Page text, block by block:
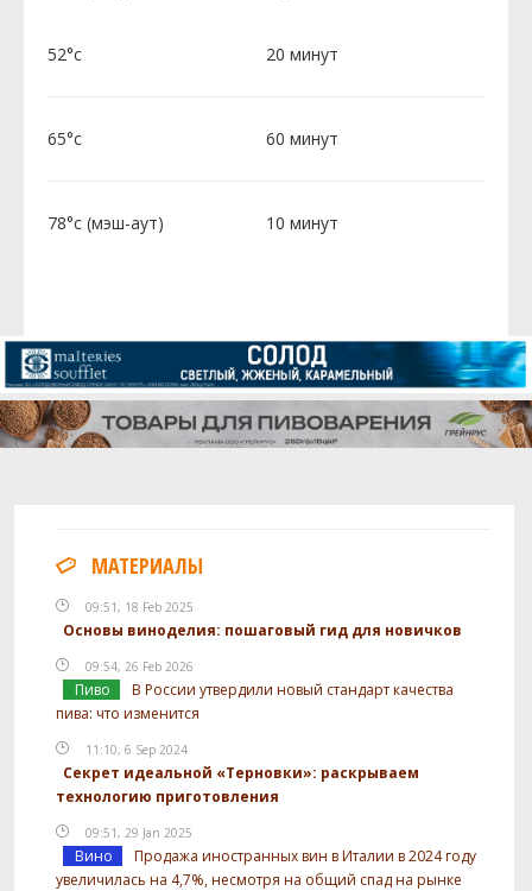
52°c 20 минут
65°c 60 минут
78°c (мэш-аут) 10 минут
МАТЕРИАЛЫ
09:51, 18 Feb 2025
Основы виноделия: пошаговый гид для новичков
09:54, 26 Feb 2026
Пиво
В России утвердили новый стандарт качества
пива: что изменится
11:10, 6 Sep 2024
Секрет идеальной «Терновки»: раскрываем
технологию приготовления
09:51, 29 Jan 2025
Вино
Продажа иностранных вин в Италии в 2024 году
увеличилась на 4,7%, несмотря на общий спад на рынке